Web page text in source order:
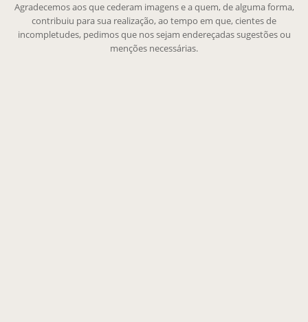
Agradecemos aos que cederam imagens e a quem, de alguma forma,
contribuiu para sua realização, ao tempo em que, cientes de
incompletudes, pedimos que nos sejam endereçadas sugestões ou
menções necessárias.